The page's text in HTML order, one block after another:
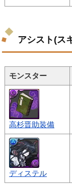
アシスト(ス
モンスター
高杉晋助装備
ディステル